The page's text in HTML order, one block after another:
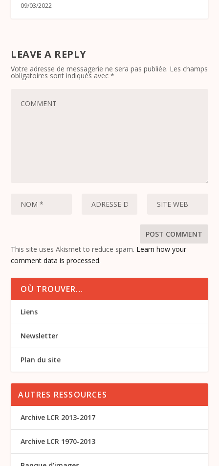
09/03/2022
LEAVE A REPLY
Votre adresse de messagerie ne sera pas publiée. Les champs
obligatoires sont indiqués avec*
This site uses Akismet to reduce spam. Learn how your
comment data is processed.
OÙ TROUVER…
Liens
Newsletter
Plan du site
AUTRES RESSOURCES
Archive LCR 2013-2017
Archive LCR 1970-2013